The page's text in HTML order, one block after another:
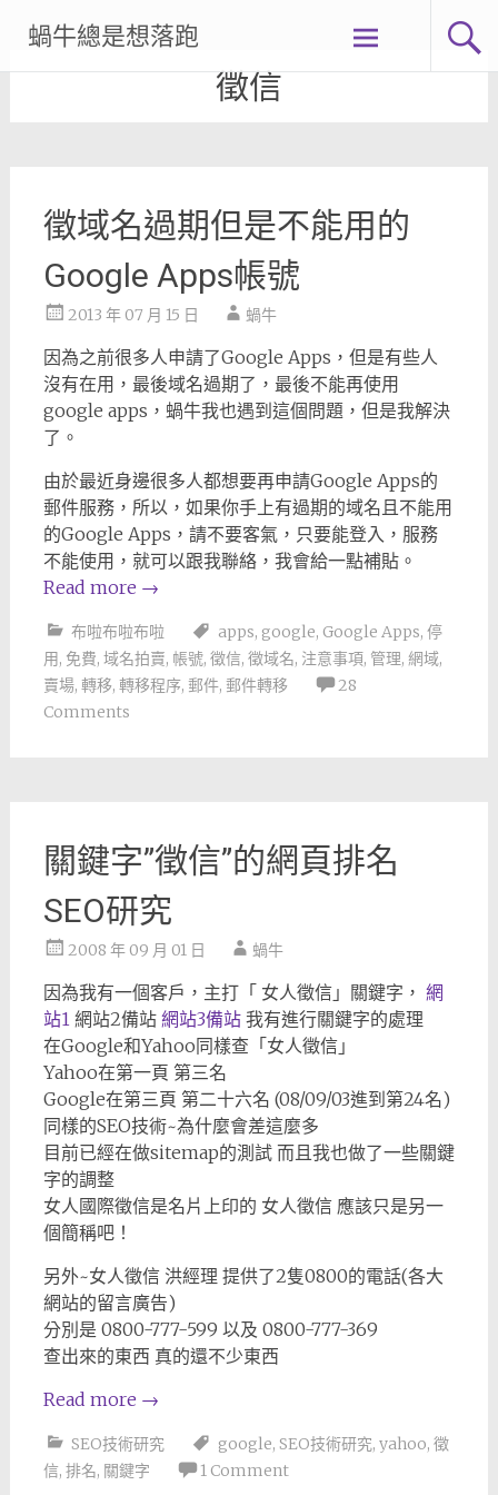
content
蝸牛總是想落跑
徵信
徵域名過期但是不能用的
Google Apps帳號
2013 年 07 月 15 日 蝸牛
因為之前很多人申請了Google Apps，但是有些人
沒有在用，最後域名過期了，最後不能再使用
google apps，蝸牛我也遇到這個問題，但是我解決
了。
由於最近身邊很多人都想要再申請Google Apps的
郵件服務，所以，如果你手上有過期的域名且不能用
的Google Apps，請不要客氣，只要能登入，服務
不能使用，就可以跟我聯絡，我會給一點補貼。
Read more →
布啦布啦布啦 apps, google, Google Apps, 停
用, 免費, 域名拍賣, 帳號, 徵信, 徵域名, 注意事項, 管理, 網域,
賣場, 轉移, 轉移程序, 郵件, 郵件轉移
28
Comments
關鍵字”徵信”的網頁排名
SEO研究
2008 年 09 月 01 日 蝸牛
因為我有一個客戶，主打「 女人徵信」關鍵字， 網
站1網站2備站 網站3備站我有進行關鍵字的處理
在Google和Yahoo同樣查「女人徵信」
Yahoo在第一頁 第三名
Google在第三頁 第二十六名 (08/09/03進到第24名)
同樣的SEO技術~為什麼會差這麼多
目前已經在做sitemap的測試 而且我也做了一些關鍵
字的調整
女人國際徵信是名片上印的 女人徵信 應該只是另一
個簡稱吧！
另外~女人徵信 洪經理 提供了2隻0800的電話(各大
網站的留言廣告)
分別是 0800-777-599 以及 0800-777-369
查出來的東西 真的還不少東西
Read more →
SEO技術研究 google, SEO技術研究, yahoo, 徵
信, 排名, 關鍵字 1 Comment